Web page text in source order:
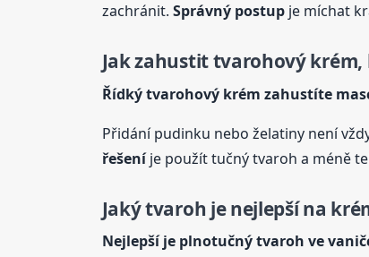
zachránit. Správný postupje míchat
Jak zahustit tvarohovýkrém,
Řídký tvarohový krém zahustíte
Přidání pudinku nebo želatiny není
řešeníje použít tučný tvaroh a méně
Jaký tvaroh je nejlepší na
Nejlepší je plnotučný tvaroh ve